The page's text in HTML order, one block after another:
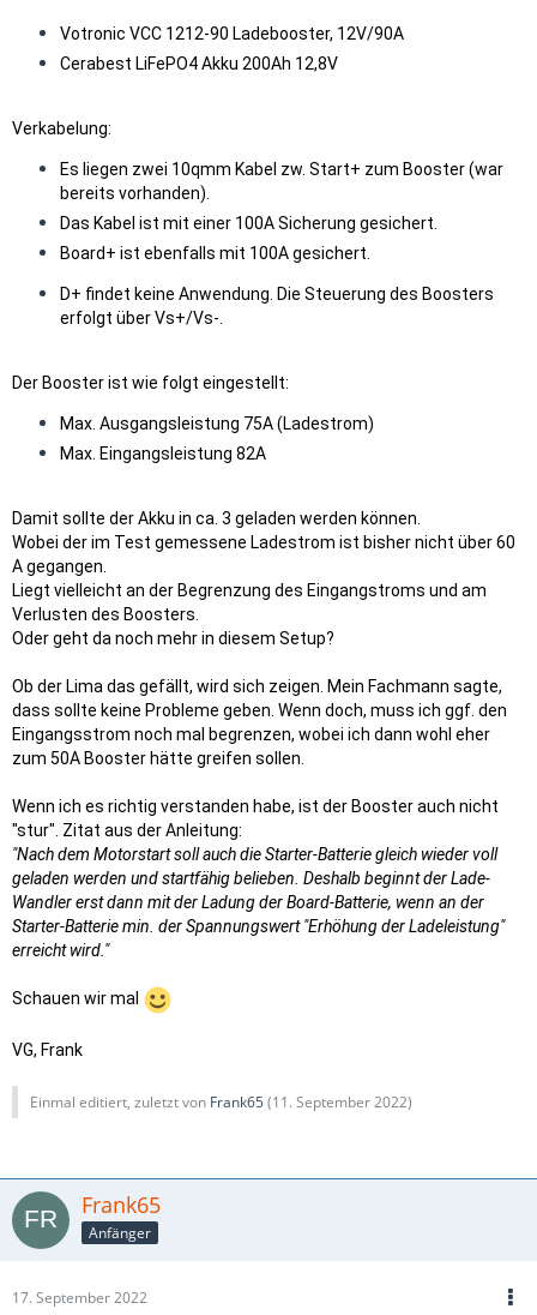
Votronic VCC 1212-90 Ladebooster, 12V/90A
Cerabest LiFePO4 Akku 200Ah 12,8V
Verkabelung:
Es liegen zwei 10qmm Kabel zw. Start+ zum Booster (war
bereits vorhanden).
Das Kabel ist mit einer 100A Sicherung gesichert.
Board+ ist ebenfalls mit 100A gesichert.
D+ findet keine Anwendung. Die Steuerung des Boosters
erfolgt über Vs+/Vs-.
Der Booster ist wie folgt eingestellt:
Max. Ausgangsleistung 75A (Ladestrom)
Max. Eingangsleistung 82A
Damit sollte der Akku in ca. 3 geladen werden können.
Wobei der im Test gemessene Ladestrom ist bisher nicht über 60
A gegangen.
Liegt vielleicht an der Begrenzung des Eingangstroms und am
Verlusten des Boosters.
Oder geht da noch mehr in diesem Setup?
Ob der Lima das gefällt, wird sich zeigen. Mein Fachmann sagte,
dass sollte keine Probleme geben. Wenn doch, muss ich ggf. den
Eingangsstrom noch mal begrenzen, wobei ich dann wohl eher
zum 50A Booster hätte greifen sollen.
Wenn ich es richtig verstanden habe, ist der Booster auch nicht
"stur". Zitat aus der Anleitung:
"Nach dem Motorstart soll auch die Starter-Batterie gleich wieder voll
geladen werden und startfähig belieben. Deshalb beginnt der Lade-
Wandler erst dann mit der Ladung der Board-Batterie, wenn an der
Starter-Batterie min. der Spannungswert "Erhöhung der Ladeleistung"
erreicht wird."
Schauen wir mal
VG, Frank
Einmal editiert, zuletzt von Frank65 (11. September 2022)
Frank65
Anfänger
17. September 2022